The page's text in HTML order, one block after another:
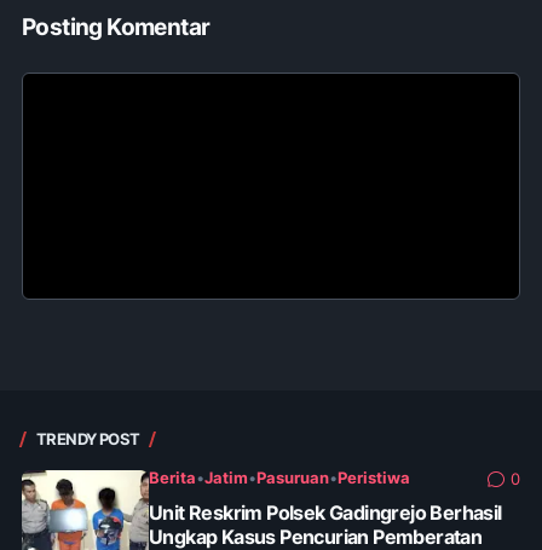
Posting Komentar
TRENDY POST
Berita•Jatim•Pasuruan•Peristiwa 0
Unit Reskrim Polsek Gadingrejo Berhasil
Ungkap Kasus Pencurian Pemberatan